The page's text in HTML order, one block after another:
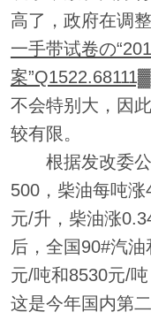
高了，政府在调
一手带试卷の
案”Q1522.68111▓
不会特别大，因
较有限。
根据发改委公
500，柴油每吨
元/升，柴油涨
后，全国90#汽
元/吨和8530元/
这是今年国内第